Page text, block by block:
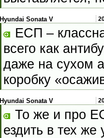
Hyundai Sonata V
ЕСП –
всего как
даже на сухом
коробку
Hyundai Sonata V
То же и про
ездить в тех же